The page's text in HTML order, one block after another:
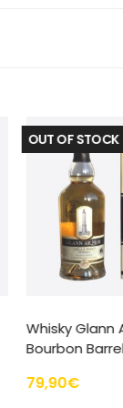
OUT OF
Whisky
46%
44,90